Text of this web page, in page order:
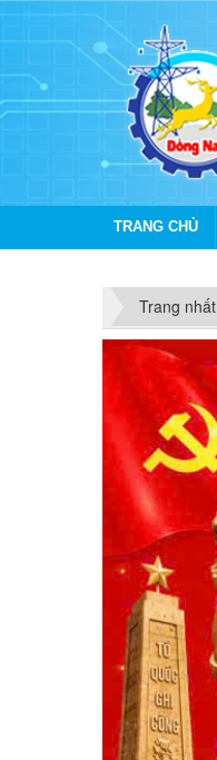
TRANG CHỦ
Trang nhất